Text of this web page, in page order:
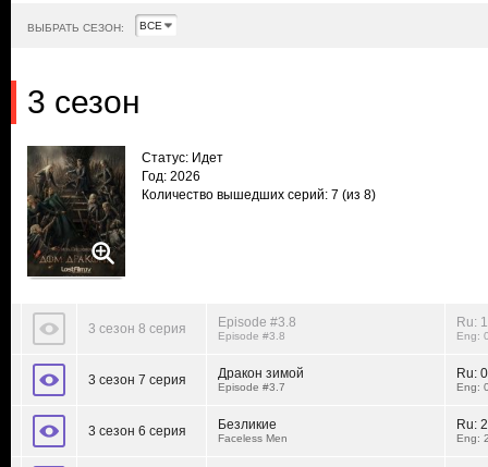
ВЫБРАТЬ СЕЗОН:
3 сезон
Статус: Идет
Год: 2026
Количество вышедших серий: 7 (из 8)
3 сезон 8 серия Episode #3.8
Episode #3.8
Ru:
Eng:
3 сезон 7 серия Дракон зимой
Episode #3.7
Ru:
Eng:
3 сезон 6 серия Безликие
Faceless Men
Ru:
Eng: